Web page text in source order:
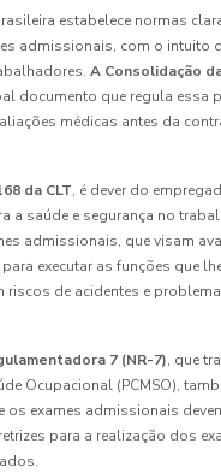
estabelece normas
admissionais, com o intuito
A Consolidação
documento que regula essa
médicas antes da
da CLT, é dever do
a saúde e segurança no
admissionais, que visam
executar as funções que
de acidentes e
7 (NR-7), que
Ocupacional (PCMSO),
os exames admissionais
para a realização dos